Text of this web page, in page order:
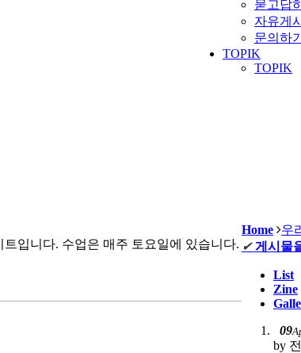
묻고답
자유게
문의하
TOPIK
TOPIK
Home 우
✔ 게시물
List
Zine
09
by
입니다. 수업은 매주 토요일에 있습니다.